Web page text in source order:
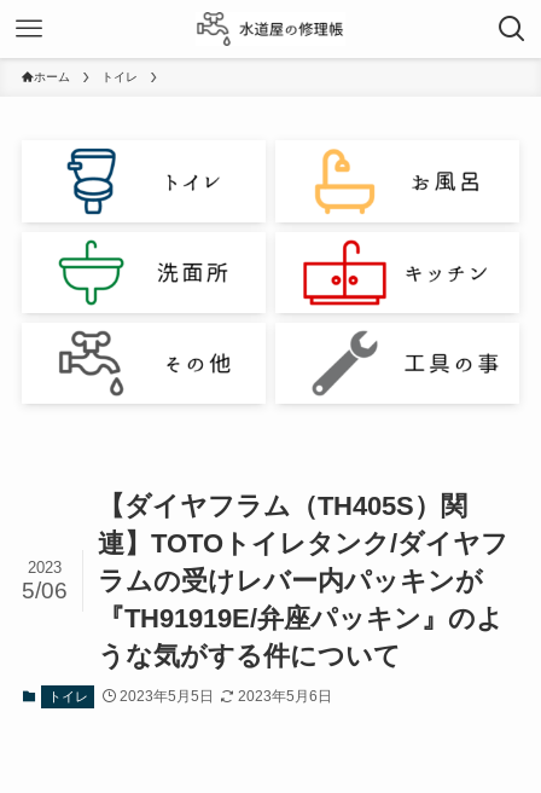
ホーム トイレ
【ダイヤフラム（TH405S）関
連】TOTOトイレタンク/ダイヤフ
ラムの受けレバー内パッキンが
『TH91919E/弁座パッキン』のよ
うな気がする件について
2023
5/06
トイレ 2023年5月5日 2023年5月6日